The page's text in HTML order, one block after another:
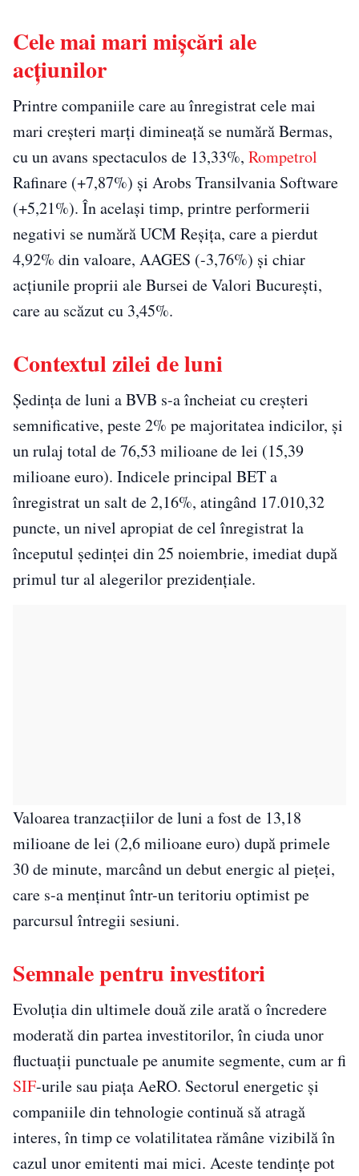
Cele mai mari mișcări ale
acțiunilor
Printre companiile care au înregistrat cele mai
mari creșteri marți dimineață se numără Bermas,
cu un avans spectaculos de 13,33%, Rompetrol
Rafinare (+7,87%) și Arobs Transilvania Software
(+5,21%). În același timp, printre performerii
negativi se numără UCM Reșița, care a pierdut
4,92% din valoare, AAGES (-3,76%) și chiar
acțiunile proprii ale Bursei de Valori București,
care au scăzut cu 3,45%.
Contextul zilei de luni
Ședința de luni a BVB s-a încheiat cu creșteri
semnificative, peste 2% pe majoritatea indicilor, și
un rulaj total de 76,53 milioane de lei (15,39
milioane euro). Indicele principal BET a
înregistrat un salt de 2,16%, atingând 17.010,32
puncte, un nivel apropiat de cel înregistrat la
începutul ședinței din 25 noiembrie, imediat după
primul tur al alegerilor prezidențiale.
Valoarea tranzacțiilor de luni a fost de 13,18
milioane de lei (2,6 milioane euro) după primele
30 de minute, marcând un debut energic al pieței,
care s-a menținut într-un teritoriu optimist pe
parcursul întregii sesiuni.
Semnale pentru investitori
Evoluția din ultimele două zile arată o încredere
moderată din partea investitorilor, în ciuda unor
fluctuații punctuale pe anumite segmente, cum ar fi
SIF-urile sau piața AeRO. Sectorul energetic și
companiile din tehnologie continuă să atragă
interes, în timp ce volatilitatea rămâne vizibilă în
cazul unor emitenti mai mici. Aceste tendințe pot